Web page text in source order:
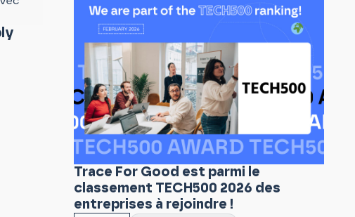
Trace For Good est parmi le
classement TECH500 2026 des
entreprises à rejoindre !